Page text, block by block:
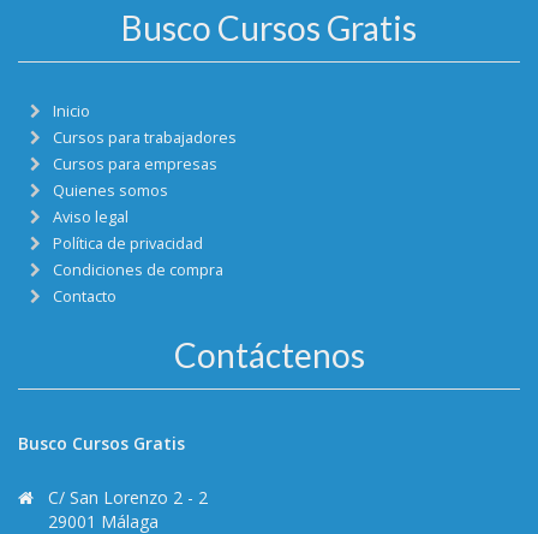
Busco Cursos Gratis
Inicio
Cursos para trabajadores
Cursos para empresas
Quienes somos
Aviso legal
Política de privacidad
Condiciones de compra
Contacto
Contáctenos
Busco Cursos Gratis
C/ San Lorenzo 2 - 2
29001 Málaga